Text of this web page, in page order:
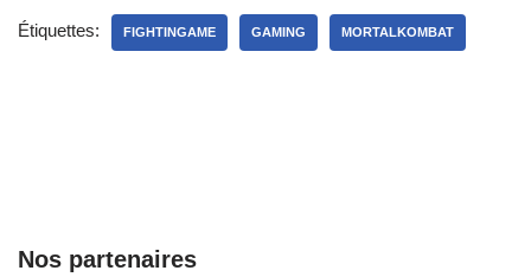
Étiquettes: FIGHTINGAME GAMING MORTALKOMBAT
Nos partenaires